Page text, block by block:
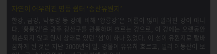
자연이 어우러진 명품 쉼터 ‘송산유원지’
한강, 금강, 낙동강 등 강에 비해 ‘황룡강’은 이름이 많이 알려진 강이 아니
다. ‘황룡강’은 광주 광산구를 관통하며 흐르는 강으로, 이 강에는 오랫동안
훼손되지 않고 원시 상태로 있던 ‘섬’이 하나 있었다. 이 섬이 유원지로 탈바
꿈하게 된 것은 지난 2000년의 일. 강물이 유유히 흐르고, 멀리 어등산이 보